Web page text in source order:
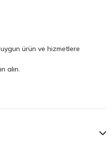
uygun ürün ve hizmetlere
alın.